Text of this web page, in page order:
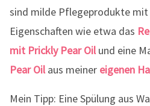
sind milde Pflegeprodukte mit
Eigenschaften wie etwa das
mit Prickly Pear Oilund eine
Pear Oilaus meiner eigenen
Mein Tipp: Eine Spülung aus